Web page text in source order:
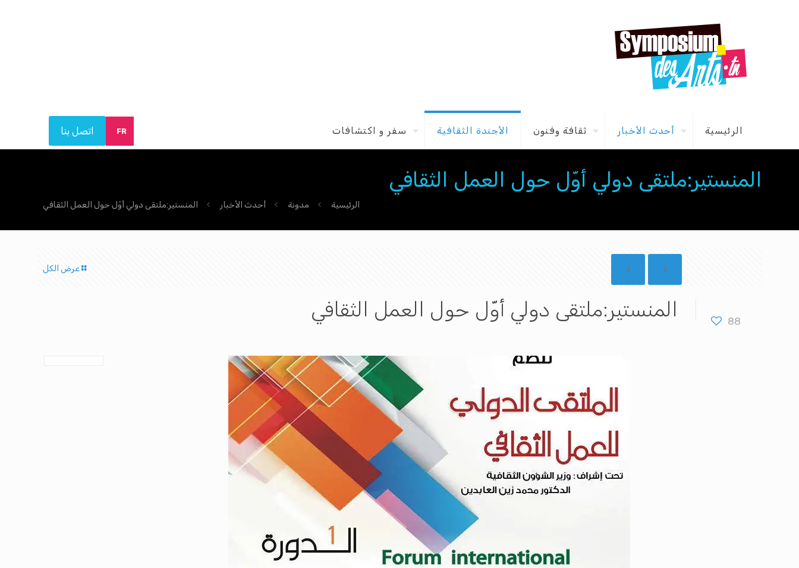
الرئيسية أحدث الأخبار ثقافة وفنون الأجندة الثقافية سفر و اكتشافات FR اتصل بنا
المنستير:ملتقى دولي أوّل حول العمل الثقافي
الرئيسية مدونة أحدث الأخبار المنستير:ملتقى دولي أوّل حول العمل الثقافي
عرض الكل
88 المنستير:ملتقى دولي أوّل حول العمل الثقافي